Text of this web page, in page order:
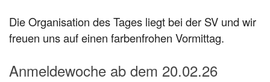
Die Organisation des Tages liegt bei der SV und wir
freuen uns auf einen farbenfrohen Vormittag.
Anmeldewoche ab dem 20.02.26